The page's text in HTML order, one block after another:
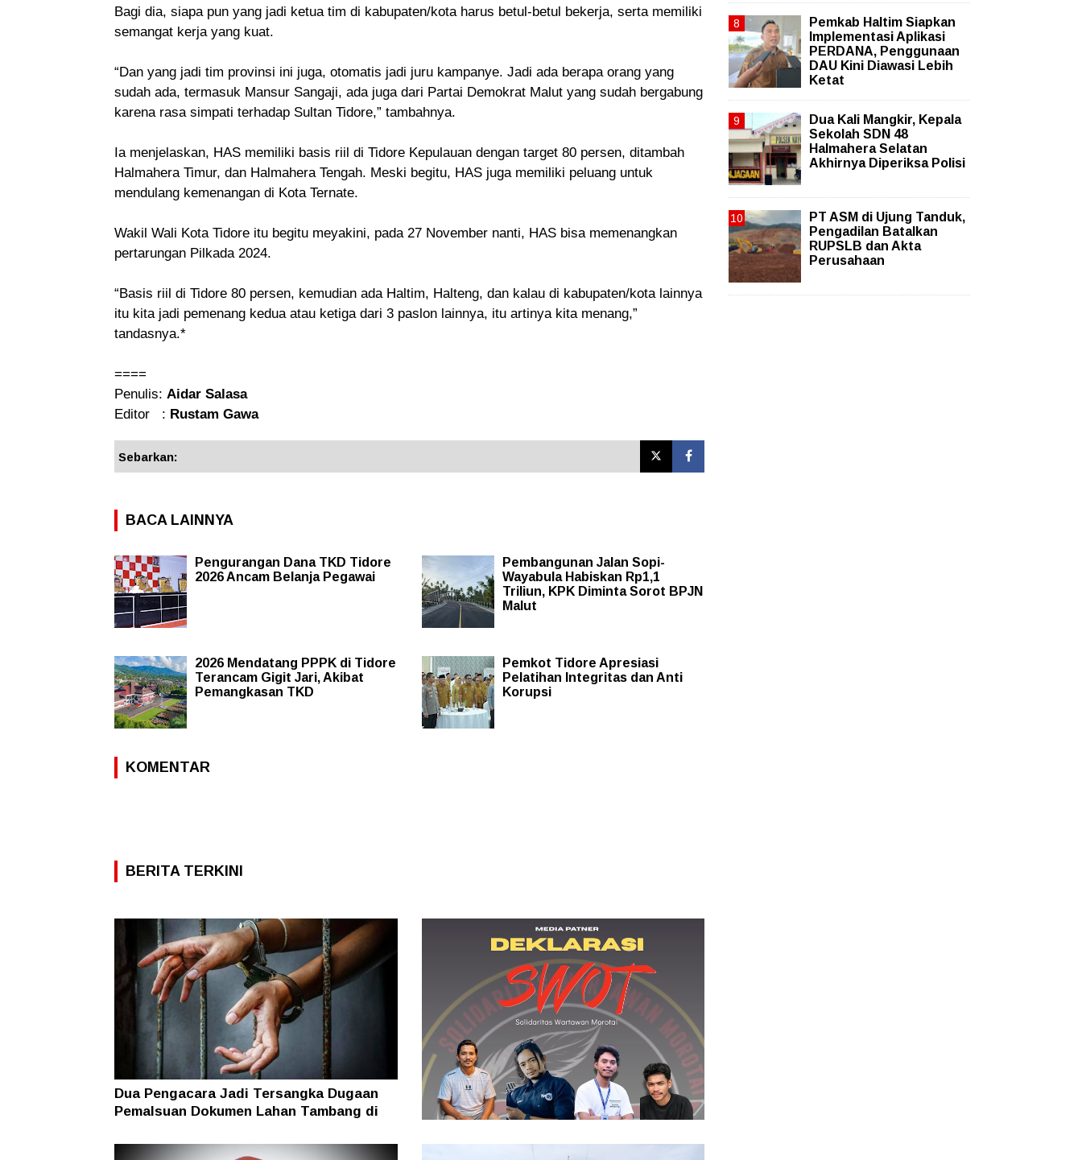
Bagi dia, siapa pun yang jadi ketua tim di kabupaten/kota harus betul-betul bekerja, serta memiliki
semangat kerja yang kuat.
“Dan yang jadi tim provinsi ini juga, otomatis jadi juru kampanye. Jadi ada berapa orang yang
sudah ada, termasuk Mansur Sangaji, ada juga dari Partai Demokrat Malut yang sudah bergabung
karena rasa simpati terhadap Sultan Tidore,” tambahnya.
Ia menjelaskan, HAS memiliki basis riil di Tidore Kepulauan dengan target 80 persen, ditambah
Halmahera Timur, dan Halmahera Tengah. Meski begitu, HAS juga memiliki peluang untuk
mendulang kemenangan di Kota Ternate.
Wakil Wali Kota Tidore itu begitu meyakini, pada 27 November nanti, HAS bisa memenangkan
pertarungan Pilkada 2024.
“Basis riil di Tidore 80 persen, kemudian ada Haltim, Halteng, dan kalau di kabupaten/kota lainnya
itu kita jadi pemenang kedua atau ketiga dari 3 paslon lainnya, itu artinya kita menang,”
tandasnya.*
====
Penulis: Aidar Salasa
Editor : Rustam Gawa
Sebarkan:
BACA LAINNYA
Pengurangan Dana TKD Tidore
2026 Ancam Belanja Pegawai
Pembangunan Jalan Sopi-
Wayabula Habiskan Rp1,1
Triliun, KPK Diminta Sorot BPJN
Malut
2026 Mendatang PPPK di Tidore
Terancam Gigit Jari, Akibat
Pemangkasan TKD
Pemkot Tidore Apresiasi
Pelatihan Integritas dan Anti
Korupsi
KOMENTAR
BERITA TERKINI
Dua Pengacara Jadi Tersangka Dugaan
Pemalsuan Dokumen Lahan Tambang di
Pemkab Haltim Siapkan
Implementasi Aplikasi
PERDANA, Penggunaan
DAU Kini Diawasi Lebih
Ketat
Dua Kali Mangkir, Kepala
Sekolah SDN 48
Halmahera Selatan
Akhirnya Diperiksa Polisi
PT ASM di Ujung Tanduk,
Pengadilan Batalkan
RUPSLB dan Akta
Perusahaan